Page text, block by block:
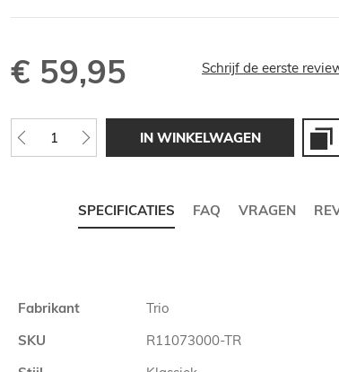
€ 59,95 Schrijf de eerste
IN WINKELWAGEN
SPECIFICATIES FAQ VRAGEN
Meer
Fabrikant
Trio
SKU
R11073000-TR